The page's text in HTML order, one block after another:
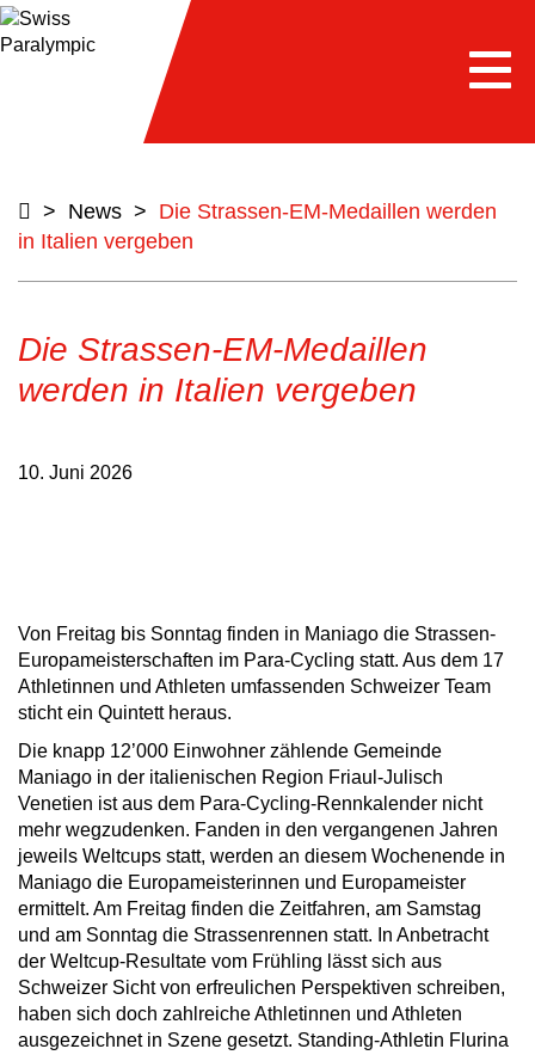
> News > Die Strassen-EM-Medaillen werden
in Italien vergeben
Die Strassen-EM-Medaillen
werden in Italien vergeben
10. Juni 2026
Von Freitag bis Sonntag finden in Maniago die Strassen-
Europameisterschaften im Para-Cycling statt. Aus dem 17
Athletinnen und Athleten umfassenden Schweizer Team
sticht ein Quintett heraus.
Die knapp 12’000 Einwohner zählende Gemeinde
Maniago in der italienischen Region Friaul-Julisch
Venetien ist aus dem Para-Cycling-Rennkalender nicht
mehr wegzudenken. Fanden in den vergangenen Jahren
jeweils Weltcups statt, werden an diesem Wochenende in
Maniago die Europameisterinnen und Europameister
ermittelt. Am Freitag finden die Zeitfahren, am Samstag
und am Sonntag die Strassenrennen statt. In Anbetracht
der Weltcup-Resultate vom Frühling lässt sich aus
Schweizer Sicht von erfreulichen Perspektiven schreiben,
haben sich doch zahlreiche Athletinnen und Athleten
ausgezeichnet in Szene gesetzt. Standing-Athletin Flurina